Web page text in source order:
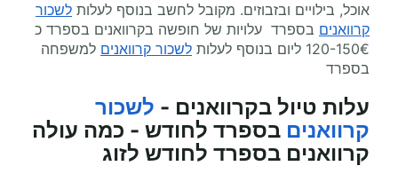
אוכל, בילויים ובזבוזים. מקובל לחשב בנוסף לעלות לשכור
קרוואנים בספרד עלויות של חופשה בקרוואנים בספרד כ
120-150€ ליום בנוסף לעלות
לשכור קרוואנים למשפחה
בספרד
עלות טיול בקרוואנים - לשכור
קרוואנים בספרד לחודש - כמה עולה
קרוואנים בספרד לחודש לזוג